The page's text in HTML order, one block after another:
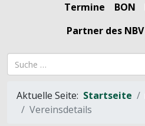
Termine BON
Partner des NBV
Suchbegriff
Aktuelle Seite: Startseite
Vereinsdetails